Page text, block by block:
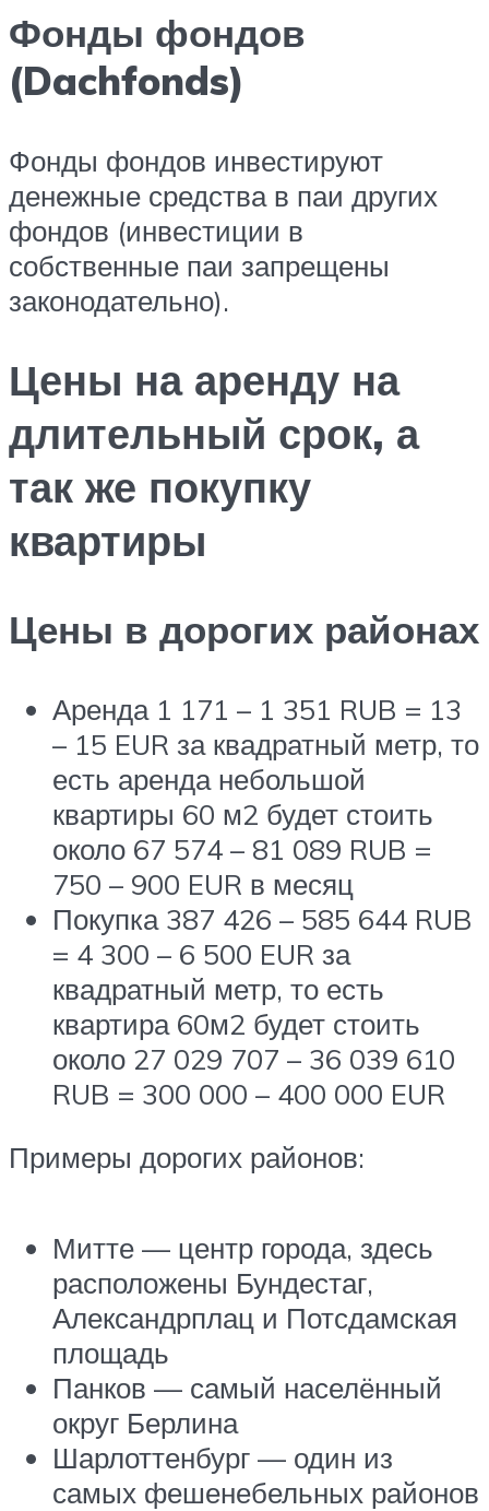
Фонды фондов
(Dachfonds)
Фонды фондов инвестируют
денежные средства в паи других
фондов (инвестиции в
собственные паи запрещены
законодательно).
Цены на аренду на
длительный срок, а
так же покупку
квартиры
Цены в дорогих районах
Аренда 1 171 – 1 351 RUB = 13
– 15 EUR за квадратный метр, то
есть аренда небольшой
квартиры 60 м2 будет стоить
около 67 574 – 81 089 RUB =
750 – 900 EUR в месяц
Покупка 387 426 – 585 644 RUB
= 4 300 – 6 500 EUR за
квадратный метр, то есть
квартира 60м2 будет стоить
около 27 029 707 – 36 039 610
RUB = 300 000 – 400 000 EUR
Примеры дорогих районов:
Митте — центр города, здесь
расположены Бундестаг,
Александрплац и Потсдамская
площадь
Панков — самый населённый
округ Берлина
Шарлоттенбург — один из
самых фешенебельных районов